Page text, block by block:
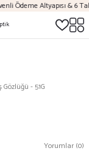
Ödeme Altyapısı & 6
- 51G
Yorumlar (0)